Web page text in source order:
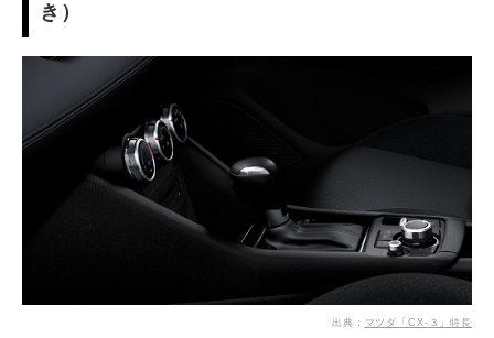
き）
出典： マツダ「CX-３」特長